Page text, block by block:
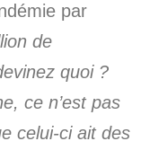
par
de
quoi ?
ce n’est pas
celui-ci ait des